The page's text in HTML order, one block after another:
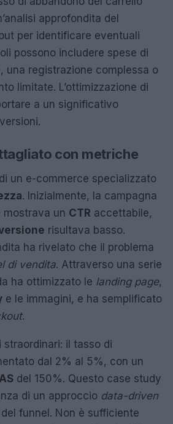
approfondita del
per identificare eventuali
possono includere spese di
una registrazione complessa o
limitate. L’ottimizzazione di
a un significativo
con metriche
un e-commerce specializzato
. Inizialmente, la campagna
mostrava un CTR accettabile,
risultava basso.
ha rivelato che il problema
di vendita. Attraverso una serie
ha ottimizzato le landing page,
e le immagini, e ha semplificato
.
il tasso di
dal 2% al 5%, con un
del 150%. Questo case study
di un approccio data-driven
funnel. Non è sufficiente